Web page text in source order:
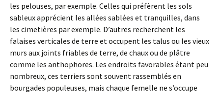
les pelouses, par exemple. Celles qui préfèrent les sols
sableux apprécient les allées sablées et tranquilles, dans
les cimetières par exemple. D’autres recherchent les
falaises verticales de terre et occupent les talus ou les vieux
murs aux joints friables de terre, de chaux ou de plâtre
comme les anthophores. Les endroits favorables étant peu
nombreux, ces terriers sont souvent rassemblés en
bourgades populeuses, mais chaque femelle ne s’occupe